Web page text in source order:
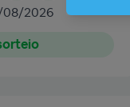
08/2026